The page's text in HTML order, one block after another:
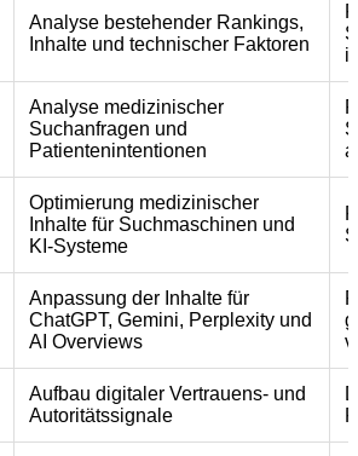
Analyse bestehender Rankings,
Inhalte und technischer Faktoren
Analyse medizinischer
Suchanfragen und
Patientenintentionen
Optimierung medizinischer
Inhalte für Suchmaschinen und
KI-Systeme
Anpassung der Inhalte für
ChatGPT, Gemini, Perplexity und
AI Overviews
Aufbau digitaler Vertrauens- und
Autoritätssignale